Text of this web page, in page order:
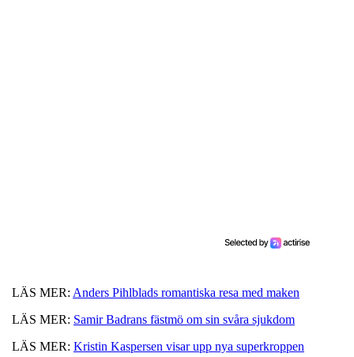
LÄS MER: Anders Pihlblads romantiska resa med maken
LÄS MER: Samir Badrans fästmö om sin svåra sjukdom
LÄS MER: Kristin Kaspersen visar upp nya superkroppen